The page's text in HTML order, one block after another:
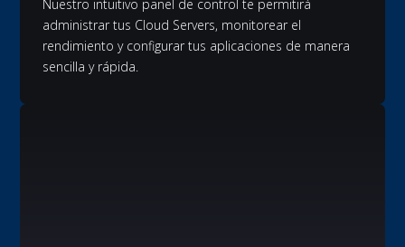
Nuestro intuitivo panel de control te permitirá
administrar tus Cloud Servers, monitorear el
rendimiento y configurar tus aplicaciones de manera
sencilla y rápida.